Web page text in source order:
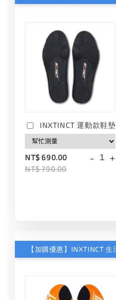
INXTINCT 運動款鞋墊
NT$ 690.00
NT$ 790.00
- +